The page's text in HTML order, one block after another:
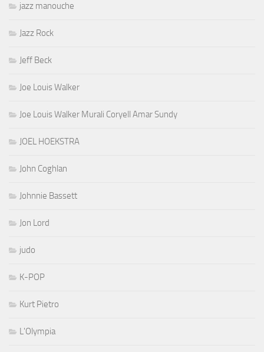
jazz manouche
Jazz Rock
Jeff Beck
Joe Louis Walker
Joe Louis Walker Murali Coryell Amar Sundy
JOEL HOEKSTRA
John Coghlan
Johnnie Bassett
Jon Lord
judo
K-POP
Kurt Pietro
L'Olympia